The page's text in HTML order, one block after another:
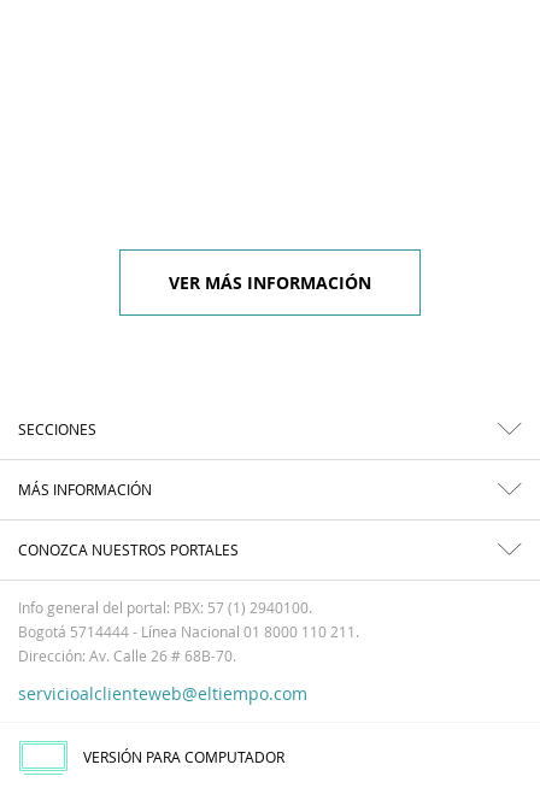
VER MÁS INFORMACIÓN
SECCIONES
MÁS INFORMACIÓN
CONOZCA NUESTROS PORTALES
Info general del portal: PBX: 57 (1) 2940100.
Bogotá 5714444 - Línea Nacional 01 8000 110 211.
Dirección: Av. Calle 26 # 68B-70.
servicioalclienteweb@eltiempo.com
VERSIÓN PARA COMPUTADOR